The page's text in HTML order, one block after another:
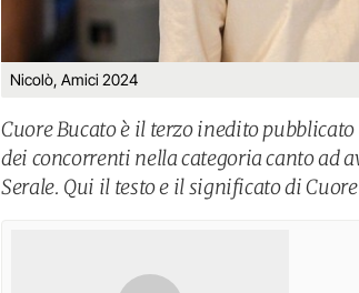
Nicolò, Amici 2024
Cuore Bucato è il terzo inedito
dei concorrenti nella categoria canto ad
Serale. Qui il testo e il significato di